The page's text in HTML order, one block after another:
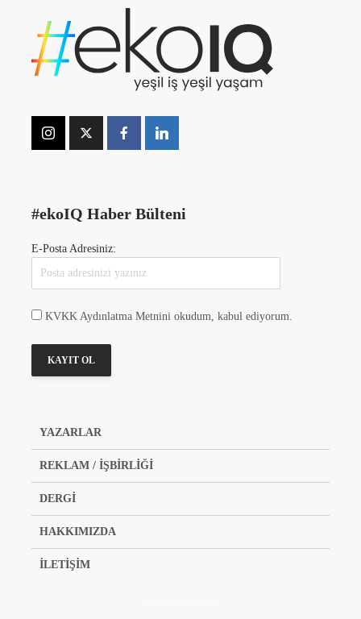
#ekoIQ Haber Bülteni
E-Posta Adresiniz:
KVKK Aydınlatma Metnini okudum, kabul ediyorum.
YAZARLAR
REKLAM / İŞBİRLİĞİ
DERGİ
HAKKIMIZDA
İLETİŞİM